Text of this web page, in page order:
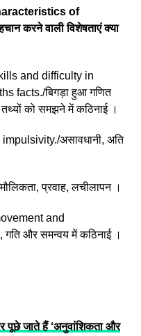
of
करने वाली विशेषताएं क्या
and difficulty in
facts./बिगड़ा हुआ गणित
को समझने में कठिनाई ।
असावधानी, अति
प्रवाह, लचीलापन ।
and
और समन्वय में कठिनाई ।
पूछे जाते हैं ‘अनुवांशिकता और